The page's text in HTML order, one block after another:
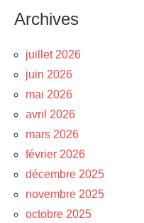
Archives
juillet 2026
juin 2026
mai 2026
avril 2026
mars 2026
février 2026
décembre 2025
novembre 2025
octobre 2025